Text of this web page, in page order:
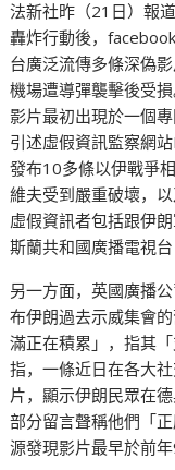
法新社昨（21日）報
轟炸行動後，
台廣泛流傳多條深偽
機場遭導彈襲擊後受
影片最初出現於一個
引述虛假資訊監察網
發布10多條以伊戰爭
維夫受到嚴重破壞，
虛假資訊者包括跟伊
斯蘭共和國廣播電視
另一方面，英國廣播
布伊朗過去示威集會
滿正在積累」，指其
指，一條近日在各大
片，顯示伊朗民眾在
部分留言聲稱他們「
源發現影片最早於前年